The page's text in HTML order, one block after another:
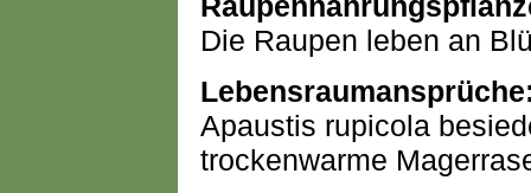
Die Raupen leben an
Apaustis rupicola
trockenwarme